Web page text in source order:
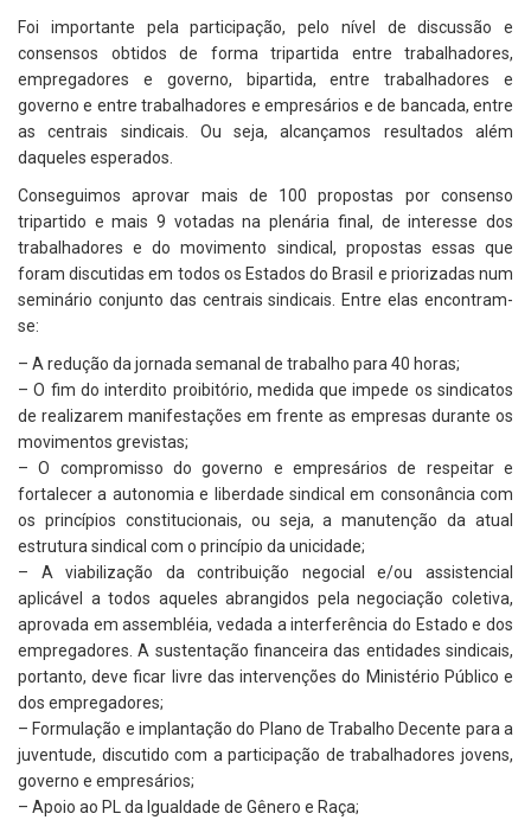
Foi importante pela participação, pelo nível de discussão e
consensos obtidos de forma tripartida entre trabalhadores,
empregadores e governo, bipartida, entre trabalhadores e
governo e entre trabalhadores e empresários e de bancada, entre
as centrais sindicais. Ou seja, alcançamos resultados além
daqueles esperados.
Conseguimos aprovar mais de 100 propostas por consenso
tripartido e mais 9 votadas na plenária final, de interesse dos
trabalhadores e do movimento sindical, propostas essas que
foram discutidas em todos os Estados do Brasil e priorizadas num
seminário conjunto das centrais sindicais. Entre elas encontram-
se:
– A redução da jornada semanal de trabalho para 40 horas;
– O fim do interdito proibitório, medida que impede os sindicatos
de realizarem manifestações em frente as empresas durante os
movimentos grevistas;
– O compromisso do governo e empresários de respeitar e
fortalecer a autonomia e liberdade sindical em consonância com
os princípios constitucionais, ou seja, a manutenção da atual
estrutura sindical com o princípio da unicidade;
– A viabilização da contribuição negocial e/ou assistencial
aplicável a todos aqueles abrangidos pela negociação coletiva,
aprovada em assembléia, vedada a interferência do Estado e dos
empregadores. A sustentação financeira das entidades sindicais,
portanto, deve ficar livre das intervenções do Ministério Público e
dos empregadores;
– Formulação e implantação do Plano de Trabalho Decente para a
juventude, discutido com a participação de trabalhadores jovens,
governo e empresários;
– Apoio ao PL da Igualdade de Gênero e Raça;